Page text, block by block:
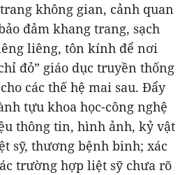
không gian, cảnh quan
đảm khang trang, sạch
liêng, tôn kính để nơi
đỏ” giáo dục truyền thống
các thế hệ mai sau. Đẩy
tựu khoa học-công nghệ
thông tin, hình ảnh, kỷ vật
sỹ, thương bệnh binh; xác
trường hợp liệt sỹ chưa rõ